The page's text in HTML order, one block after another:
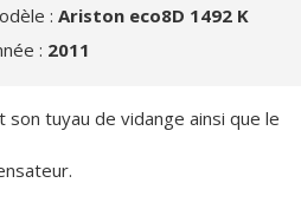
:Ariston eco8D 1492 K
: 2011
tuyau de vidange ainsi que le